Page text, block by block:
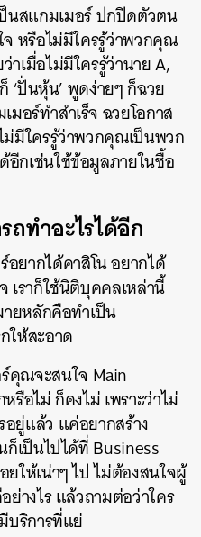
นสแกมเมอร์ ปกปิดตัวตน
หรือไม่มีใครรู้ว่าพวกคุณ
เมื่อไม่มีใครรู้ว่านาย A,
‘ปั่นหุ้น’ พูดง่ายๆ ก็ฉวย
มอร์ทำสำเร็จ ฉวยโอกาส
มีใครรู้ว่าพวกคุณเป็นพวก
กเช่นใช้ข้อมูลภายในซื้อ
ถทำอะไรได้อีก
ยากได้คาสิโน อยากได้
เราก็ใช้นิติบุคคลเหล่านี้
ายหลักคือทำเป็น
ให้สะอาด
คุณจะสนใจ Main
อไม่ ก็คงไม่ เพราะว่าไม่
ยู่แล้ว แค่อยากสร้าง
ก็เป็นไปได้ที่ Business
ให้เน่าๆ ไป ไม่ต้องสนใจผู้
ย่างไร แล้วถามต่อว่าใคร
บริการที่แย่